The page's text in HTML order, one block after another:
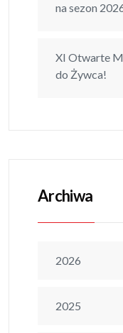
na sezon
XI Otwarte
do Żywca!
Archiwa
2026
2025